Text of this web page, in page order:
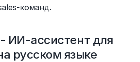
команд.
ИИ-ассистент для
русском языке